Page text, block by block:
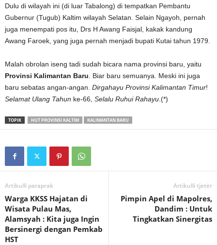
Dulu di wilayah ini (di luar Tabalong) di tempatkan Pembantu
Gubernur (Tugub) Kaltim wilayah Selatan. Selain Ngayoh, pernah
juga menempati pos itu, Drs H Awang Faisjal, kakak kandung
Awang Faroek, yang juga pernah menjadi bupati Kutai tahun 1979.
Malah obrolan iseng tadi sudah bicara nama provinsi baru, yaitu
Provinsi Kalimantan Baru . Biar baru semuanya. Meski ini juga
baru sebatas angan-angan. Dirgahayu Provinsi Kalimantan Timur!
Selamat Ulang Tahun ke-66, Selalu Ruhui Rahayu .(*)
TOPIK HUT PROVINSI KALTIM KALIMANTAN BARU
Artikulli paraprak
Warga KKSS Hajatan di
Wisata Pulau Mas,
Alamsyah : Kita juga Ingin
Bersinergi dengan Pemkab
HST
Artikulli tjetër
Pimpin Apel di Mapolres,
Dandim : Untuk
Tingkatkan Sinergitas